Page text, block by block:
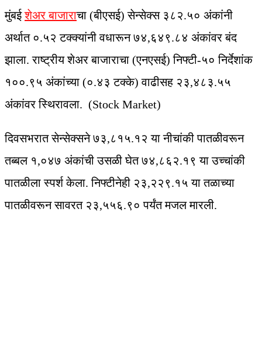
मुंबईशेअर बाजाराचा (बीएसई) सेन्सेक्स ३८२.५० अंकांनी
अर्थात ०.५२ टक्क्यांनी वधारून ७४,६४९.८४ अंकांवर बंद
झाला. राष्ट्रीय शेअर बाजाराचा (एनएसई) निफ्टी-५० निर्देशांक
१००.९५ अंकांच्या (०.४३ टक्के) वाढीसह २३,४८३.५५
अंकांवर स्थिरावला. (Stock Market)
दिवसभरात सेन्सेक्सने ७३,८१५.१२ या नीचांकी पातळीवरून
तब्बल १,०४७ अंकांची उसळी घेत ७४,८६२.१९ या उच्चांकी
पातळीला स्पर्श केला. निफ्टीनेही २३,२२९.१५ या तळाच्या
पातळीवरून सावरत २३,५५६.९० पर्यंत मजल मारली.